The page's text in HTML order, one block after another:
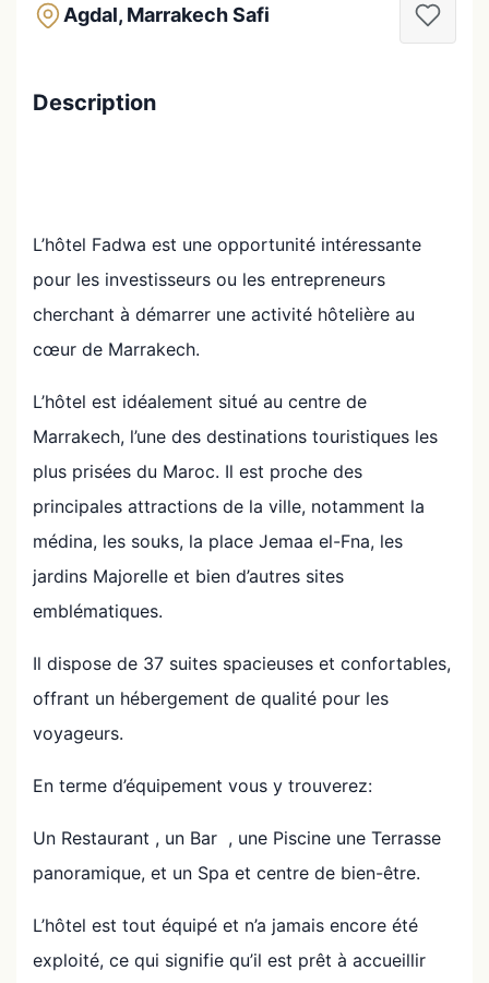
Agdal, Marrakech Safi
Description
L’hôtel Fadwa est une opportunité intéressante
pour les investisseurs ou les entrepreneurs
cherchant à démarrer une activité hôtelière au
cœur de Marrakech.
L’hôtel est idéalement situé au centre de
Marrakech, l’une des destinations touristiques les
plus prisées du Maroc. Il est proche des
principales attractions de la ville, notamment la
médina, les souks, la place Jemaa el-Fna, les
jardins Majorelle et bien d’autres sites
emblématiques.
Il dispose de 37 suites spacieuses et confortables,
offrant un hébergement de qualité pour les
voyageurs.
En terme d’équipement vous y trouverez:
Un Restaurant , un Bar , une Piscine une Terrasse
panoramique, et un Spa et centre de bien-être.
L’hôtel est tout équipé et n’a jamais encore été
exploité, ce qui signifie qu’il est prêt à accueillir